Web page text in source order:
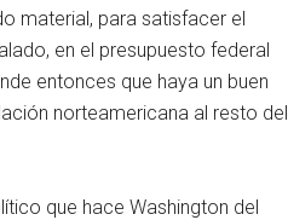
material, para satisfacer el
en el presupuesto federal
entonces que haya un buen
norteamericana al resto del
que hace Washington del